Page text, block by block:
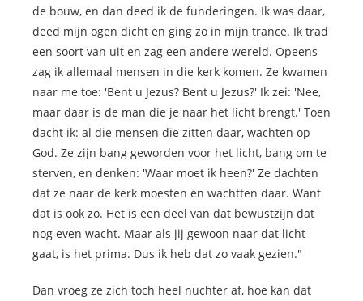
de bouw, en dan deed ik de funderingen. Ik was daar,
deed mijn ogen dicht en ging zo in mijn trance. Ik trad
een soort van uit en zag een andere wereld. Opeens
zag ik allemaal mensen in die kerk komen. Ze kwamen
naar me toe: 'Bent u Jezus? Bent u Jezus?' Ik zei: 'Nee,
maar daar is de man die je naar het licht brengt.' Toen
dacht ik: al die mensen die zitten daar, wachten op
God. Ze zijn bang geworden voor het licht, bang om te
sterven, en denken: 'Waar moet ik heen?' Ze dachten
dat ze naar de kerk moesten en wachtten daar. Want
dat is ook zo. Het is een deel van dat bewustzijn dat
nog even wacht. Maar als jij gewoon naar dat licht
gaat, is het prima. Dus ik heb dat zo vaak gezien."
Dan vroeg ze zich toch heel nuchter af, hoe kan dat